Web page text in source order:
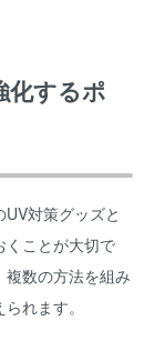
化するポ
対策グッズと
くことが大切で
数の方法を組み
れます。